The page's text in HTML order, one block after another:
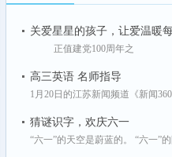
关爱星星的孩子，让爱温暖
正值建党100周年之
高三英语 名师指导
1月20日的江苏新闻频道《新闻
猜谜识字，欢庆六一
“六一”的天空是蔚蓝的。 “六一”